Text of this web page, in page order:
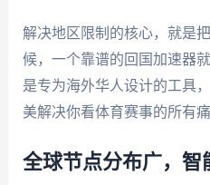
解决地区限制的核心，就是
候，一个靠谱的回国加速器就
是专为海外华人设计的工具
美解决你看体育赛事的所有痛
全球节点分布广，智